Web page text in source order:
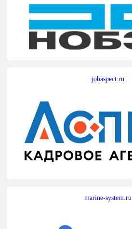
jobaspect.ru
marine-system.ru